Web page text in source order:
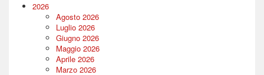
2026
Agosto 2026
Luglio 2026
Giugno 2026
Maggio 2026
Aprile 2026
Marzo 2026